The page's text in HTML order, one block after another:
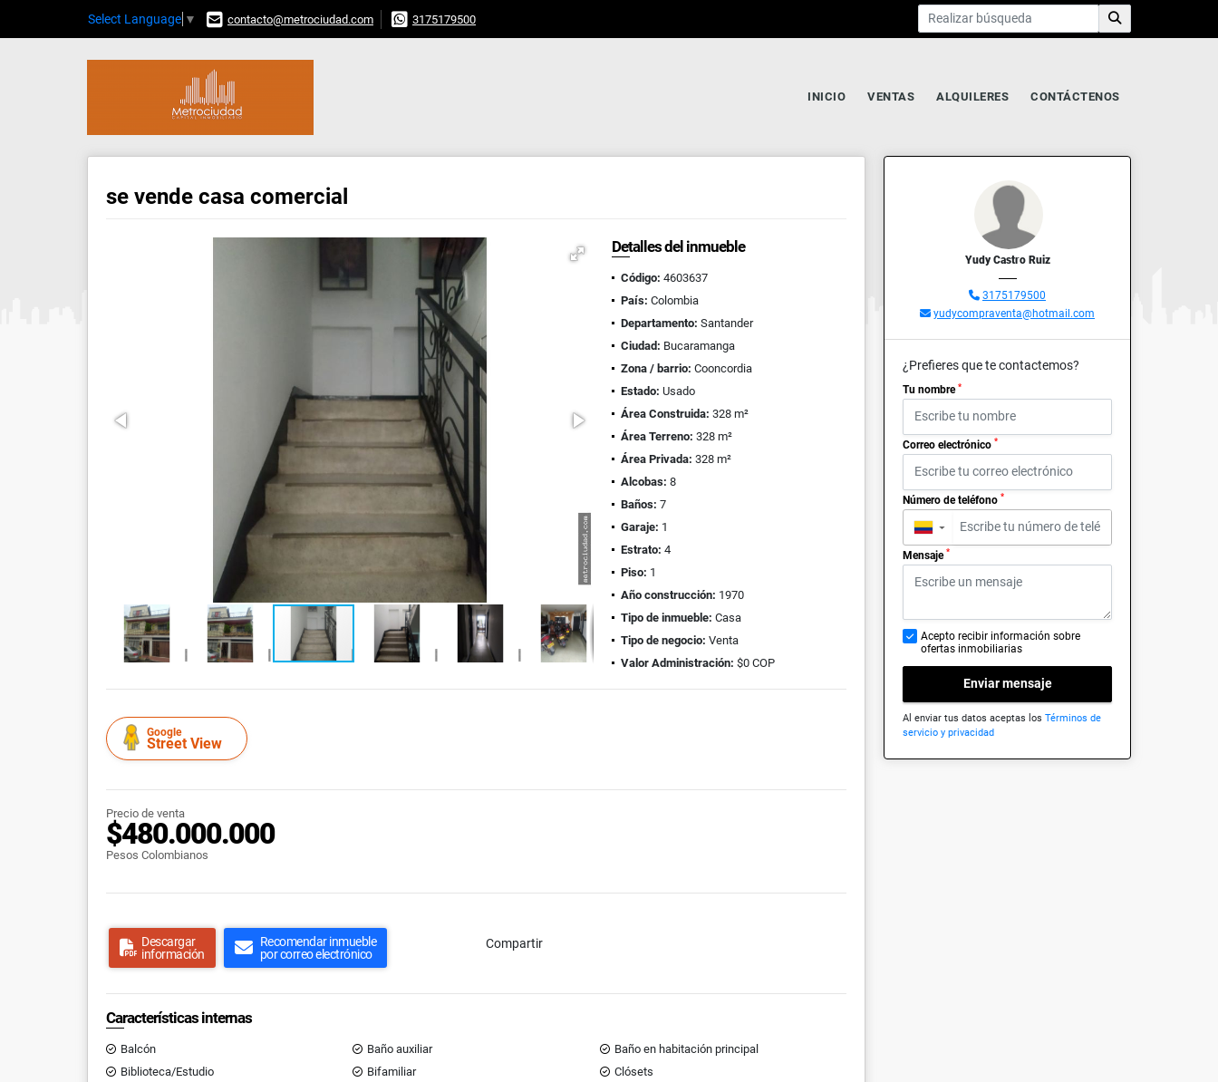
Select Language ▼ contacto@metrociudad.com 3175179500
INICIO VENTAS ALQUILERES CONTÁCTENOS
se vende casa comercial
Detalles del inmueble
Código: 4603637
País: Colombia
Departamento: Santander
Ciudad: Bucaramanga
Zona / barrio: Cooncordia
Estado: Usado
Área Construida: 328 m²
Área Terreno: 328 m²
Área Privada: 328 m²
Alcobas: 8
Baños: 7
Garaje: 1
Estrato: 4
Piso: 1
Año construcción: 1970
Tipo de inmueble: Casa
Tipo de negocio: Venta
Valor Administración: $0 COP
Google
Street View
Precio de venta
$480.000.000
Pesos Colombianos
Descargar
información
Recomendar inmueble
por correo electrónico
Compartir
Características internas
Balcón Baño auxiliar
Baño en habitación principal
Biblioteca/Estudio
Bifamiliar Clósets
Yudy Castro Ruiz
3175179500
yudycompraventa@hotmail.com
¿Prefieres que te contactemos?
Tu nombre *
Correo electrónico *
Número de teléfono *
▼
Mensaje *
Acepto recibir información sobre
ofertas inmobiliarias
Enviar mensaje
Al enviar tus datos aceptas los Términos de
servicio y privacidad